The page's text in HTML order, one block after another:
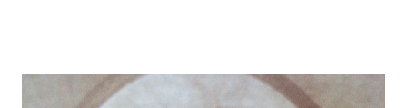
infância pobre, João Vieira não pôde se dedicar aos